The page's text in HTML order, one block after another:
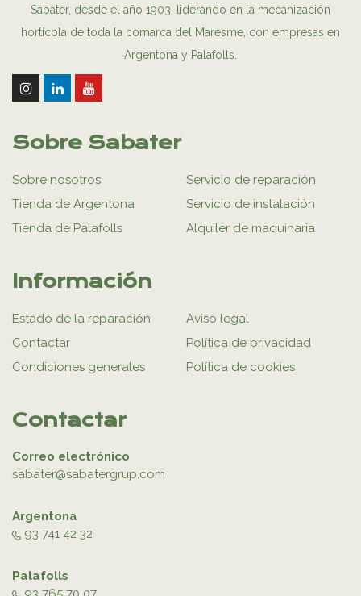
Sabater, desde el año 1903, liderando en la mecanización
hortícola de toda la comarca del Maresme, con empresas en
Argentona y Palafolls.
Sobre Sabater
Sobre nosotros
Tienda de Argentona
Tienda de Palafolls
Servicio de reparación
Servicio de instalación
Alquiler de maquinaria
Información
Estado de la reparación
Contactar
Condiciones generales
Aviso legal
Política de privacidad
Política de cookies
Contactar
Correo electrónico
sabater@sabatergrup.com
Argentona
93 741 42 32
Palafolls